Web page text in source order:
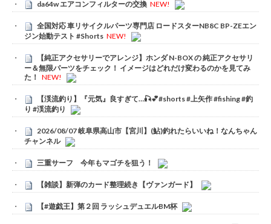
da64w エアコンフィルターの交換 NEW!
全国対応 車リサイクルパーツ専門店 ロードスターNB8C BP-ZEエン
ジン始動テスト #Shorts NEW!
【純正アクセサリーでアレンジ】ホンダ N-BOX の 純正アクセサリ
ー＆無限パーツをチェック！ イメージはどれだけ変わるのかを見てみ
た！
NEW!
【渓流釣り】『元気』良すぎて…🎣💕#shorts #上矢作 #fishing #釣
り #渓流釣り
2026/08/07 岐阜県高山市【宮川】(鮎)釣れたらいいね！なんちゃん
チャンネル
三重サーフ 今年もマゴチを狙う！
【雑談】新弾のカード整理続き【ヴァンガード】
【#遊戯王】第２回 ラッシュデュエルBM杯